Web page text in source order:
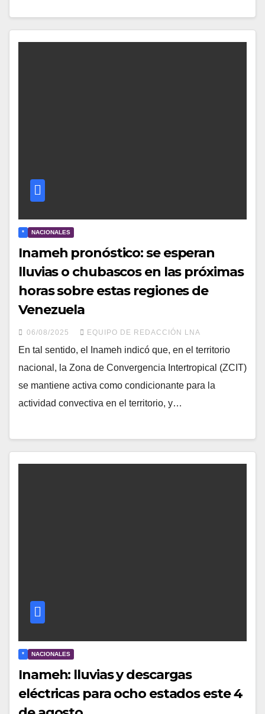
* NACIONALES
Inameh pronóstico: se esperan
lluvias o chubascos en las próximas
horas sobre estas regiones de
Venezuela
06/08/2025 EQUIPO DE REDACCIÓN LNA
En tal sentido, el Inameh indicó que, en el territorio
nacional, la Zona de Convergencia Intertropical (ZCIT)
se mantiene activa como condicionante para la
actividad convectiva en el territorio, y…
* NACIONALES
Inameh: lluvias y descargas
eléctricas para ocho estados este 4